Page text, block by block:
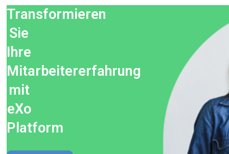
Transformieren
Sie
Ihre
Mitarbeitererfahrung
mit
eXo
Platform